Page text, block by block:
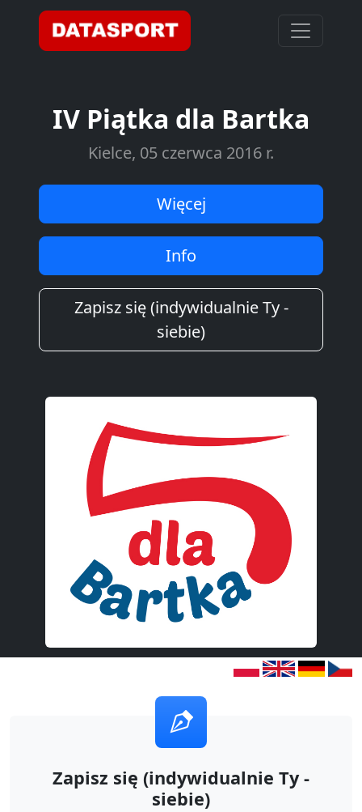
IV Piątka dla Bartka
Kielce, 05 czerwca 2016 r.
Więcej
Info
Zapisz się (indywidualnie Ty -
siebie)
Zapisz się (indywidualnie Ty -
siebie)